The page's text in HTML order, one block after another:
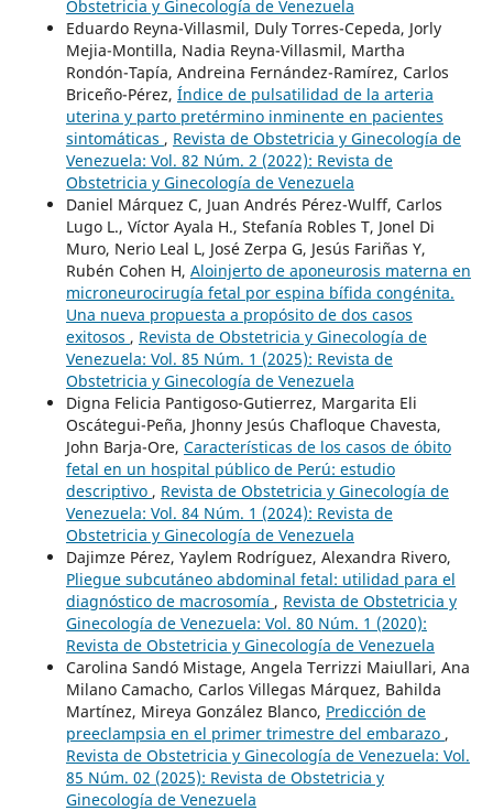
Obstetricia y Ginecología de Venezuela
Eduardo Reyna-Villasmil, Duly Torres-Cepeda, Jorly
Mejia-Montilla, Nadia Reyna-Villasmil, Martha
Rondón-Tapía, Andreina Fernández-Ramírez, Carlos
Briceño-Pérez, Índice de pulsatilidad de la arteria
uterina y parto pretérmino inminente en pacientes
sintomáticas , Revista de Obstetricia y Ginecología de
Venezuela: Vol. 82 Núm. 2 (2022): Revista de
Obstetricia y Ginecología de Venezuela
Daniel Márquez C, Juan Andrés Pérez-Wulff, Carlos
Lugo L., Víctor Ayala H., Stefanía Robles T, Jonel Di
Muro, Nerio Leal L, José Zerpa G, Jesús Fariñas Y,
Rubén Cohen H, Aloinjerto de aponeurosis materna en
microneurocirugía fetal por espina bífida congénita.
Una nueva propuesta a propósito de dos casos
exitosos , Revista de Obstetricia y Ginecología de
Venezuela: Vol. 85 Núm. 1 (2025): Revista de
Obstetricia y Ginecología de Venezuela
Digna Felicia Pantigoso-Gutierrez, Margarita Eli
Oscátegui-Peña, Jhonny Jesús Chafloque Chavesta,
John Barja-Ore, Características de los casos de óbito
fetal en un hospital público de Perú: estudio
descriptivo , Revista de Obstetricia y Ginecología de
Venezuela: Vol. 84 Núm. 1 (2024): Revista de
Obstetricia y Ginecología de Venezuela
Dajimze Pérez, Yaylem Rodríguez, Alexandra Rivero,
Pliegue subcutáneo abdominal fetal: utilidad para el
diagnóstico de macrosomía , Revista de Obstetricia y
Ginecología de Venezuela: Vol. 80 Núm. 1 (2020):
Revista de Obstetricia y Ginecología de Venezuela
Carolina Sandó Mistage, Angela Terrizzi Maiullari, Ana
Milano Camacho, Carlos Villegas Márquez, Bahilda
Martínez, Mireya González Blanco, Predicción de
preeclampsia en el primer trimestre del embarazo ,
Revista de Obstetricia y Ginecología de Venezuela: Vol.
85 Núm. 02 (2025): Revista de Obstetricia y
Ginecología de Venezuela